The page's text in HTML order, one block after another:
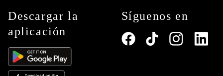
Descargar la
aplicación
Síguenos en